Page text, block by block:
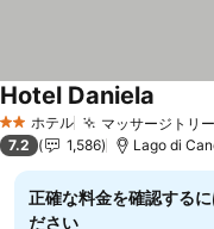
2 ホテルのランク
ホテル マッサージトリ
Hotel Daniela
7.2 1,586 Lago di
正確な料金を確認する
ださい